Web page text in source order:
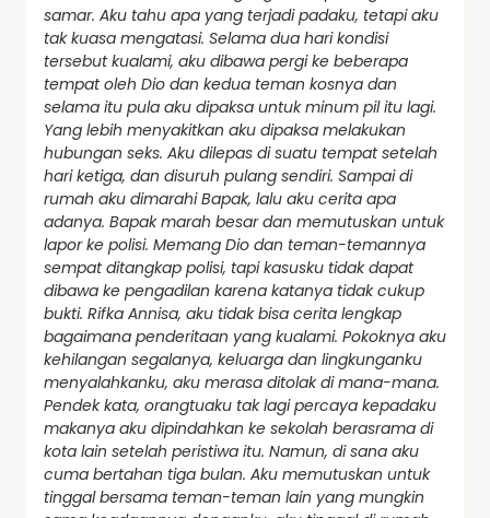
samar. Aku tahu apa yang terjadi padaku, tetapi aku
tak kuasa mengatasi. Selama dua hari kondisi
tersebut kualami, aku dibawa pergi ke beberapa
tempat oleh Dio dan kedua teman kosnya dan
selama itu pula aku dipaksa untuk minum pil itu lagi.
Yang lebih menyakitkan aku dipaksa melakukan
hubungan seks. Aku dilepas di suatu tempat setelah
hari ketiga, dan disuruh pulang sendiri. Sampai di
rumah aku dimarahi Bapak, lalu aku cerita apa
adanya. Bapak marah besar dan memutuskan untuk
lapor ke polisi. Memang Dio dan teman-temannya
sempat ditangkap polisi, tapi kasusku tidak dapat
dibawa ke pengadilan karena katanya tidak cukup
bukti. Rifka Annisa, aku tidak bisa cerita lengkap
bagaimana penderitaan yang kualami. Pokoknya aku
kehilangan segalanya, keluarga dan lingkunganku
menyalahkanku, aku merasa ditolak di mana-mana.
Pendek kata, orangtuaku tak lagi percaya kepadaku
makanya aku dipindahkan ke sekolah berasrama di
kota lain setelah peristiwa itu. Namun, di sana aku
cuma bertahan tiga bulan. Aku memutuskan untuk
tinggal bersama teman-teman lain yang mungkin